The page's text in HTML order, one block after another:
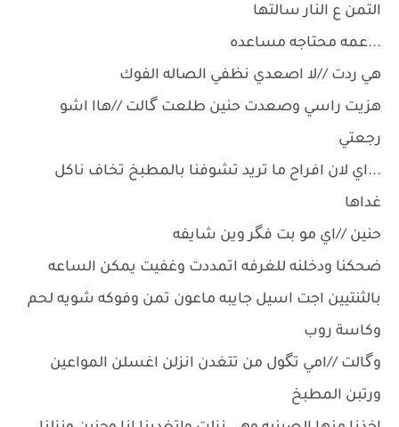
التمن ع النار سالتها
...عمه محتاجه مساعده
هي ردت //لا اصعدي نظفي الصاله الفوك
هزيت راسي وصعدت حنين طلعت گالت //هاا اشو
رجعتي
...اي لان افراح ما تريد تشوفنا بالمطبخ تخاف ناكل
غداها
حنين //اي مو بت فگر وين شايفه
ضحكنا ودخلنه للغرفه اتمددت وغفيت يمكن الساعه
بالثنتيين اجت اسيل جايبه ماعون تمن وفوكه شويه لحم
وكاسة روب
وگالت //امي تگول من تتغدن انزلن اغسلن المواعين
ورتبن المطبخ